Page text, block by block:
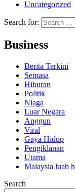
Uncategorized
Search for:
Business
Berita Terkini
Semasa
Hiburan
Politik
Niaga
Luar Negara
Anggun
Viral
Gaya Hidup
Pengiklanan
Utama
Malaysia luah
Search